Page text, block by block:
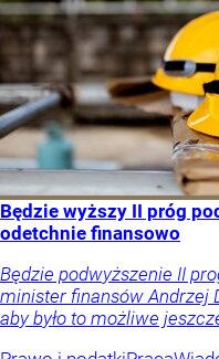
Będzie wyższy II próg
odetchnie finansowo
Będzie podwyższenie II
minister finansów Andrzej
aby było to możliwe